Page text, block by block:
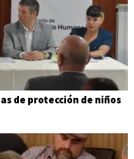
de protección de niños